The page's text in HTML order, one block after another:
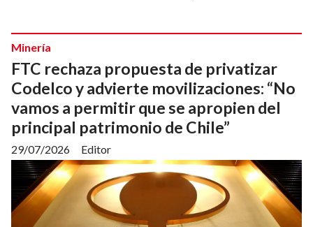
FTC rechaza propuesta de privatizar
Codelco y advierte movilizaciones: “No
vamos a permitir que se apropien del
principal patrimonio de Chile”
Editor
Minería
29/07/2026